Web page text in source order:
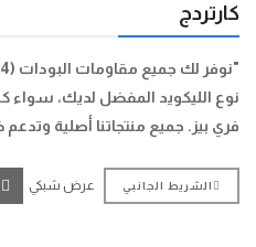
كارتردج
نوع الليكويد المفضل لديك،
فري بيز. جميع منتجاتنا أصلية
الشريط الجانبي عرض شبكي